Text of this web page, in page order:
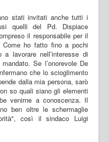
stati invitati anche tutti i
quelli del Pd. Dispiace
il responsabile per il
ho fatto fino a pochi
lavorare nell’interesse di
Se l’onorevole De
che lo scioglimento
dalla mia persona, sarò
so quali siano gli elementi
venirne a conoscenza. Il
ben oltre le schermaglie
così il sindaco Luigi